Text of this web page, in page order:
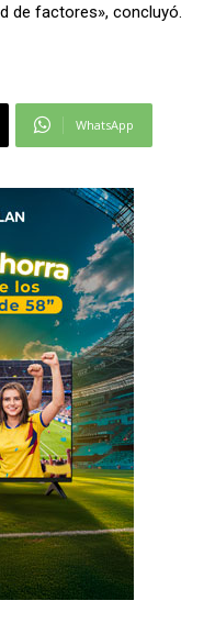
de factores», concluyó.
WhatsApp